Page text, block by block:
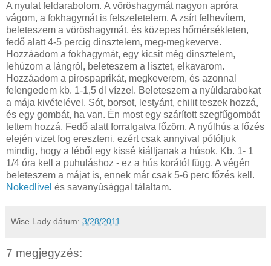
A nyulat feldarabolom. A vöröshagymát nagyon apróra
vágom, a fokhagymát is felszeletelem. A zsírt felhevítem,
beleteszem a vöröshagymát, és közepes hőmérsékleten,
fedő alatt 4-5 percig dinsztelem, meg-megkeverve.
Hozzáadom a fokhagymát, egy kicsit még dinsztelem,
lehúzom a lángról, beleteszem a lisztet, elkavarom.
Hozzáadom a pirospaprikát, megkeverem, és azonnal
felengedem kb. 1-1,5 dl vízzel. Beleteszem a nyúldarabokat
a mája kivételével. Sót, borsot, lestyánt, chilit teszek hozzá,
és egy gombát, ha van. Én most egy szárított szegfűgombát
tettem hozzá. Fedő alatt forralgatva főzöm. A nyúlhús a főzés
elején vizet fog ereszteni, ezért csak annyival pótóljuk
mindig, hogy a léből egy kissé kiálljanak a húsok. Kb. 1- 1
1/4 óra kell a puhuláshoz - ez a hús korától függ. A végén
beleteszem a májat is, ennek már csak 5-6 perc főzés kell.
Nokedlivel és savanyúsággal tálaltam.
Wise Lady dátum: 3/28/2011
7 megjegyzés: